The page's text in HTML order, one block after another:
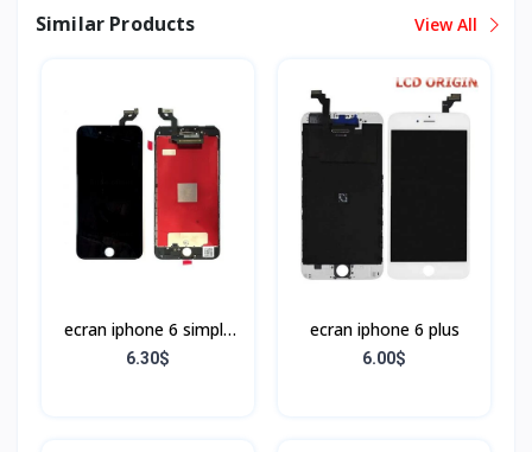
Similar Products View All
ecran iphone 6 simple
Noir
6.30$
ecran iphone 6 plus
6.00$